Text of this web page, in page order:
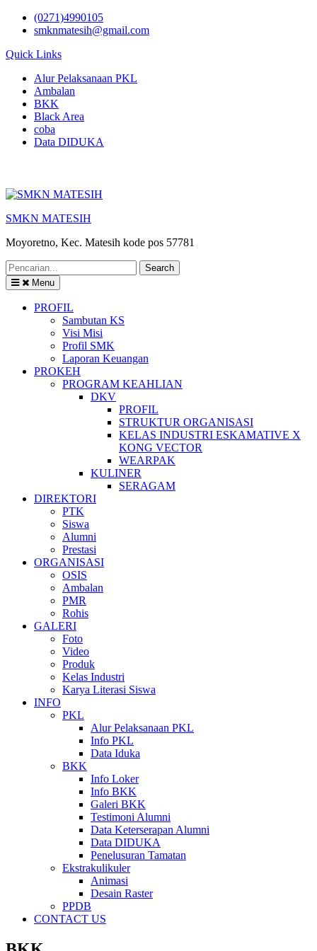
Skip
(0271)4990105
smknmatesih@gmail.com
Quick Links
Alur Pelaksanaan PKL
Ambalan
BKK
Black Area
coba
Data DIDUKA
SMKN MATESIH
Moyoretno, Kec. Matesih kode pos 57781
Search
for:
Menu
PROFIL
Sambutan KS
Visi Misi
Profil SMK
Laporan Keuangan
PROKEH
PROGRAM KEAHLIAN
DKV
PROFIL
STRUKTUR ORGANISASI
KELAS INDUSTRI ESKAMATIVE X
KONG VECTOR
WEARPAK
KULINER
SERAGAM
DIREKTORI
PTK
Siswa
Alumni
Prestasi
ORGANISASI
OSIS
Ambalan
PMR
Rohis
GALERI
Foto
Video
Produk
Kelas Industri
Karya Literasi Siswa
INFO
PKL
Alur Pelaksanaan PKL
Info PKL
Data Iduka
BKK
Info Loker
Info BKK
Galeri BKK
Testimoni Alumni
Data Keterserapan Alumni
Data DIDUKA
Penelusuran Tamatan
Ekstrakulikuler
Animasi
Desain Raster
PPDB
CONTACT US